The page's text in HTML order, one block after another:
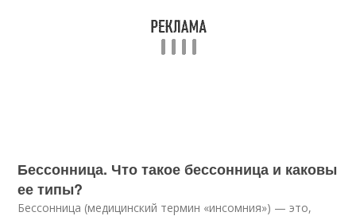
Бессонница. Что такое бессонница и каковы
ее типы?
Бессонница (медицинский термин «инсомния») — это,